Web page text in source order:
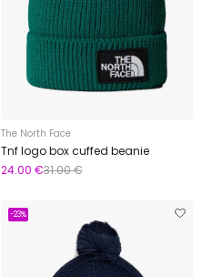
The North Face
Tnf logo box cuffed beanie
24.00 €31.00 €
-23%